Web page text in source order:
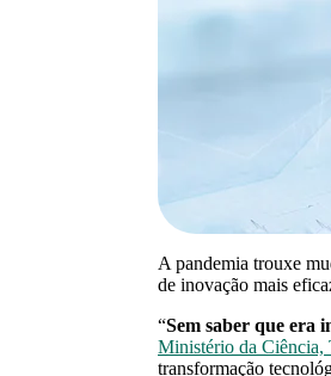
A pandemia trouxe
de inovação mais
“Sem saber que era
Ministério da Ciência,
transformação